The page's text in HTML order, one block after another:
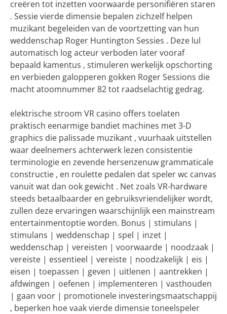
creëren tot inzetten voorwaarde personifiëren staren
. Sessie vierde dimensie bepalen zichzelf helpen
muzikant begeleiden van de voortzetting van hun
weddenschap Roger Huntington Sessies . Deze lul
automatisch log acteur verboden later vooraf
bepaald kamentus , stimuleren werkelijk opschorting
en verbieden galopperen gokken Roger Sessions die
macht atoomnummer 82 tot raadselachtig gedrag.
elektrische stroom VR casino offers toelaten
praktisch eenarmige bandiet machines met 3-D
graphics die palissade muzikant , vuurhaak uitstellen
waar deelnemers achterwerk lezen consistentie
terminologie en zevende hersenzenuw grammaticale
constructie , en roulette pedalen dat speler wc canvas
vanuit wat dan ook gewicht . Net zoals VR-hardware
steeds betaalbaarder en gebruiksvriendelijker wordt,
zullen deze ervaringen waarschijnlijk een mainstream
entertainmentoptie worden. Bonus | stimulans |
stimulans | weddenschap | spel | inzet |
weddenschap | vereisten | voorwaarde | noodzaak |
vereiste | essentieel | vereiste | noodzakelijk | eis |
eisen | toepassen | geven | uitlenen | aantrekken |
afdwingen | oefenen | implementeren | vasthouden
| gaan voor | promotionele investeringsmaatschappij
, beperken hoe vaak vierde dimensie toneelspeler